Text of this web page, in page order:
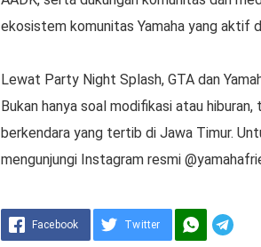
ekosistem komunitas Yamaha yang aktif
Lewat Party Night Splash, GTA dan
Bukan hanya soal modifikasi atau
berkendara yang tertib di Jawa Timur.
mengunjungi Instagram resmi
Facebook Twitter